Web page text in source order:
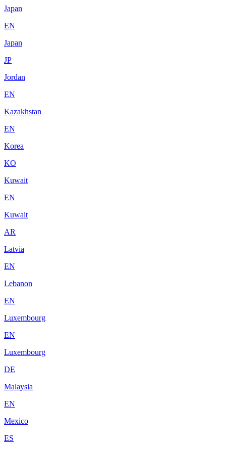
Japan
EN
Japan
JP
Jordan
EN
Kazakhstan
EN
Korea
KO
Kuwait
EN
Kuwait
AR
Latvia
EN
Lebanon
EN
Luxembourg
EN
Luxembourg
DE
Malaysia
EN
Mexico
ES